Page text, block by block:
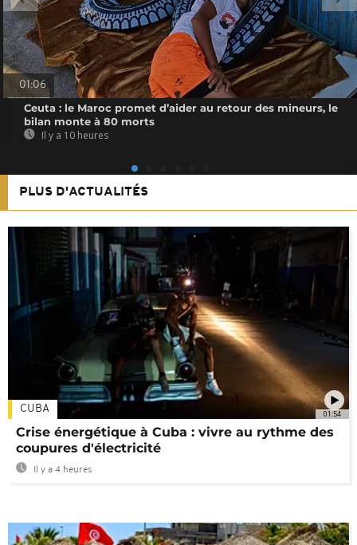
01:06
Ceuta : le Maroc promet d’aider au retour des mineurs, le
bilan monte à 80 morts
Il y a 10 heures
PLUS D'ACTUALITÉS
01:54
CUBA
Crise énergétique à Cuba : vivre au rythme des
coupures d'électricité
Il y a 4 heures